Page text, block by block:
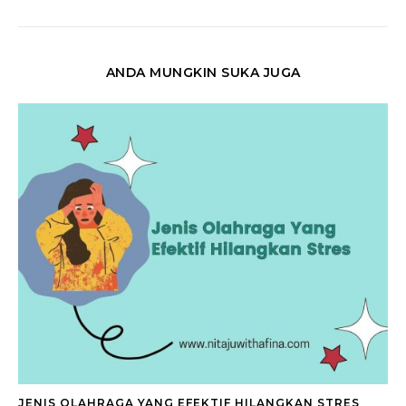
ANDA MUNGKIN SUKA JUGA
JENIS OLAHRAGA YANG EFEKTIF HILANGKAN STRES